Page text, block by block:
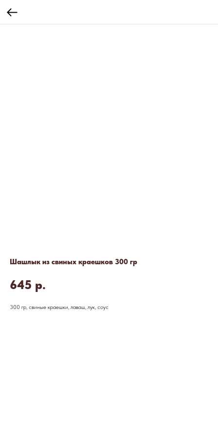
Шашлык из свиных краешков 300 гр
645 р.
300 гр, свиные краешки, лаваш, лук, соус